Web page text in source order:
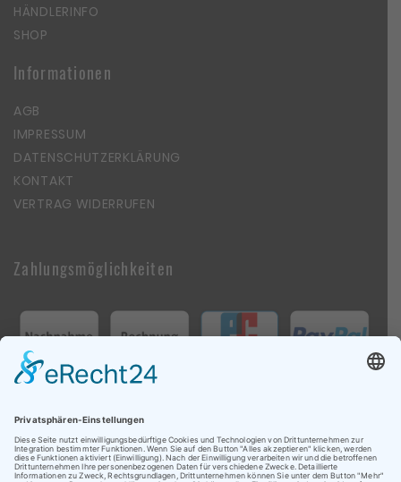
HÄNDLERINFO
SHOP
Informationen
AGB
IMPRESSUM
DATENSCHUTZERKLÄRUNG
KONTAKT
VERTRAG WIDERRUFEN
Zahlungsmöglichkeiten